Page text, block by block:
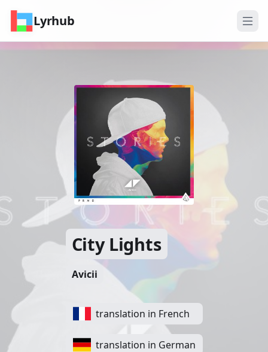
Lyrhub
City Lights
Avicii
translation in French
translation in German